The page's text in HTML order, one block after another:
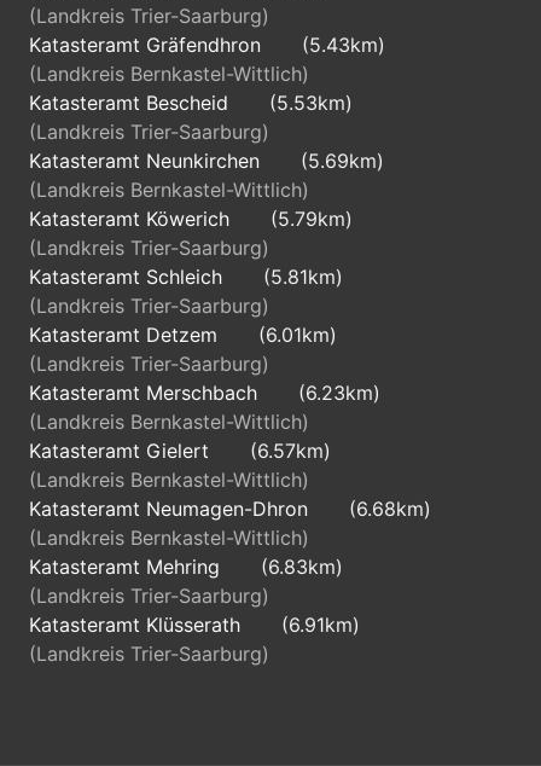
(Landkreis Trier-Saarburg)
Katasteramt Gräfendhron
(5.43km)
(Landkreis Bernkastel-Wittlich)
Katasteramt Bescheid
(5.53km)
(Landkreis Trier-Saarburg)
Katasteramt Neunkirchen
(5.69km)
(Landkreis Bernkastel-Wittlich)
Katasteramt Köwerich
(5.79km)
(Landkreis Trier-Saarburg)
Katasteramt Schleich
(5.81km)
(Landkreis Trier-Saarburg)
Katasteramt Detzem
(6.01km)
(Landkreis Trier-Saarburg)
Katasteramt Merschbach
(6.23km)
(Landkreis Bernkastel-Wittlich)
Katasteramt Gielert
(6.57km)
(Landkreis Bernkastel-Wittlich)
Katasteramt Neumagen-Dhron
(6.68km)
(Landkreis Bernkastel-Wittlich)
Katasteramt Mehring
(6.83km)
(Landkreis Trier-Saarburg)
Katasteramt Klüsserath
(6.91km)
(Landkreis Trier-Saarburg)